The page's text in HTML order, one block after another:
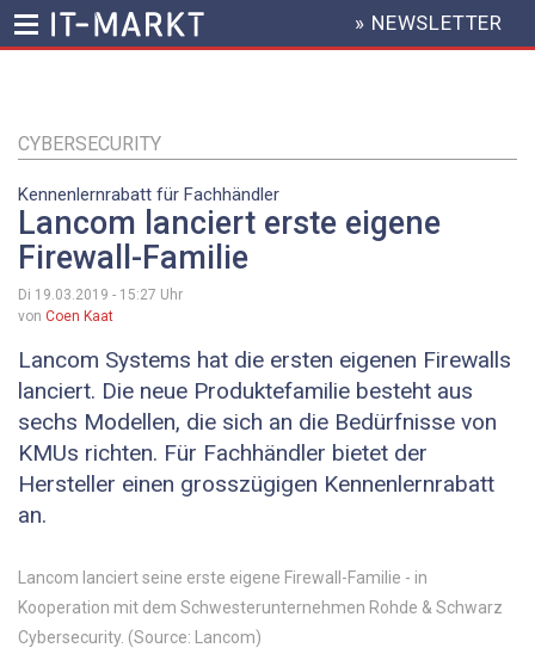
Inhalt
HEADER
MENU
» NEWSLETTER
CYBERSECURITY
Kennenlernrabatt für Fachhändler
Lancom lanciert erste eigene
Firewall-Familie
Di 19.03.2019 - 15:27 Uhr
von Coen Kaat
Lancom Systems hat die ersten eigenen Firewalls
lanciert. Die neue Produktefamilie besteht aus
sechs Modellen, die sich an die Bedürfnisse von
KMUs richten. Für Fachhändler bietet der
Hersteller einen grosszügigen Kennenlernrabatt
an.
Lancom lanciert seine erste eigene Firewall-Familie - in
Kooperation mit dem Schwesterunternehmen Rohde & Schwarz
Cybersecurity. (Source: Lancom)